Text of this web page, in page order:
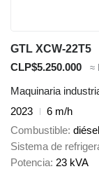
GTL XCW-22T5
CLP$5.250.000
≈
Maquinaria
2023
6 m/h
Combustible diésel
Sistema de
Potencia 23 kVA